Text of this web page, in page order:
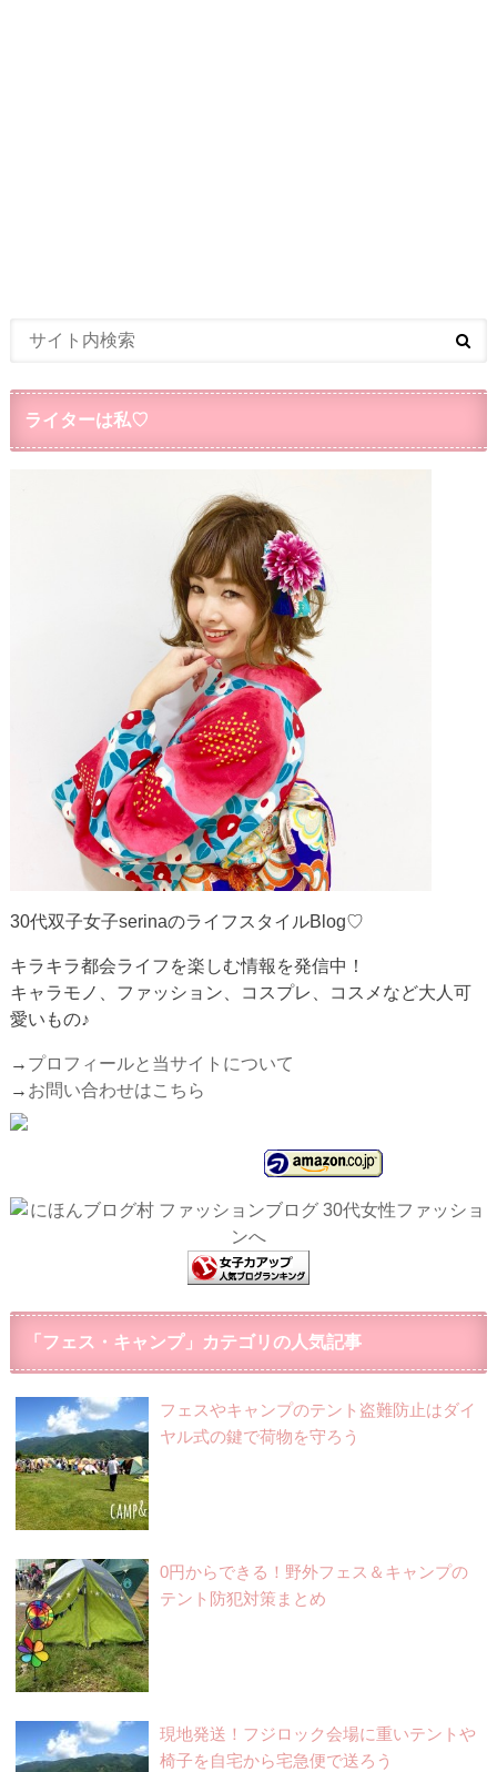
ライターは私♡
30代双子女子serinaのライフスタイルBlog♡
キラキラ都会ライフを楽しむ情報を発信中！
キャラモノ、ファッション、コスプレ、コスメなど大人可
愛いもの♪
→ プロフィールと当サイトについて
→ お問い合わせはこちら
「フェス・キャンプ」カテゴリの人気記事
フェスやキャンプのテント盗難防止はダイ
ヤル式の鍵で荷物を守ろう
0円からできる！野外フェス＆キャンプの
テント防犯対策まとめ
現地発送！フジロック会場に重いテントや
椅子を自宅から宅急便で送ろう